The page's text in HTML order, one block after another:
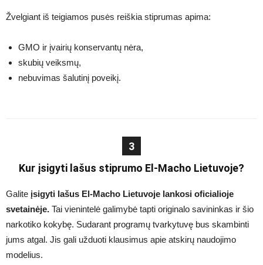
Žvelgiant iš teigiamos pusės reiškia stiprumas apima:
GMO ir įvairių konservantų nėra,
skubių veiksmų,
nebuvimas šalutinį poveikį.
3
Kur įsigyti lašus stiprumo El-Macho Lietuvoje?
Galite įsigyti lašus El-Macho Lietuvoje lankosi oficialioje
svetainėje. Tai vienintelė galimybė tapti originalo savininkas ir šio
narkotiko kokybę. Sudarant programų tvarkytuvę bus skambinti
jums atgal. Jis gali užduoti klausimus apie atskirų naudojimo
modelius.